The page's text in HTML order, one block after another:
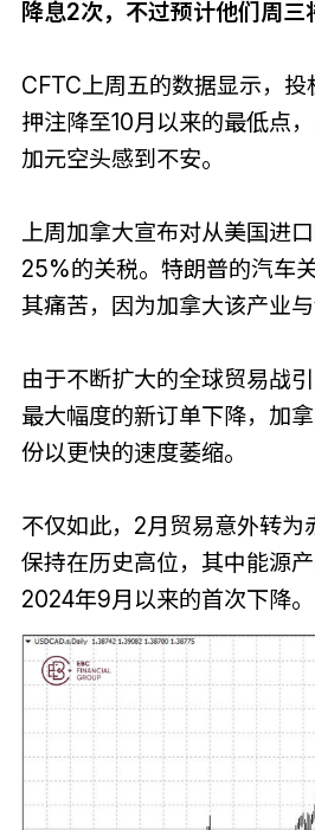
降息2次，不过预计他们周三
CFTC上周五的数据显示，
押注降至10月以来的最低点
加元空头感到不安。
上周加拿大宣布对从美国进
25%的关税。特朗普的汽车
其痛苦，因为加拿大该产业与
由于不断扩大的全球贸易战
最大幅度的新订单下降，加
份以更快的速度萎缩。
不仅如此，2月贸易意外转为
保持在历史高位，其中能源
2024年9月以来的首次下降。